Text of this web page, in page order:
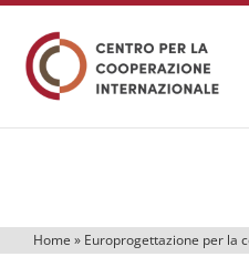
contenuto
HOME
Home » Europrogettazione per la